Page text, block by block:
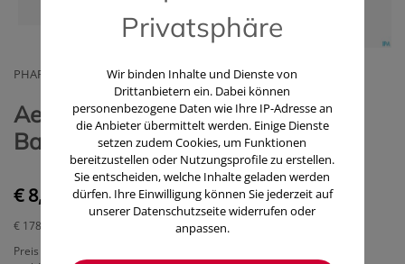
PHARMAG LACHMAIR GMBH
Aetherische Oele Taoasis Bio
Balsam-tanne 5ml
€ 8,90
€ 178,00
Preis inkl. MwSt.
Privatsphäre
Wir binden Inhalte und Dienste von
Drittanbietern ein. Dabei können
personenbezogene Daten wie Ihre IP-Adresse an
die Anbieter übermittelt werden. Einige Dienste
setzen zudem Cookies, um Funktionen
bereitzustellen oder Nutzungsprofile zu erstellen.
Sie entscheiden, welche Inhalte geladen werden
dürfen. Ihre Einwilligung können Sie jederzeit auf
unserer Datenschutzseite widerrufen oder
anpassen.